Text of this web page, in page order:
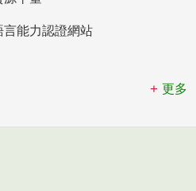
言能力認證網站
更多